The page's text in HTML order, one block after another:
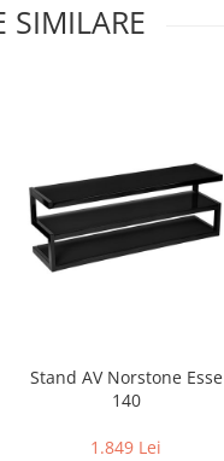
SIMILARE
Stand AV Norstone Esse
140
1.849 Lei